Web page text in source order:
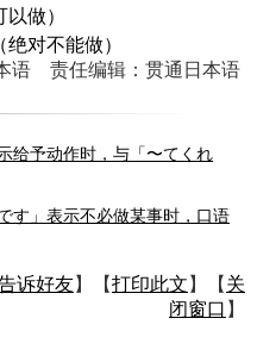
以做）
（绝对不能做）
语 责任编辑：贯通日本语
给予动作时，与「〜てくれ
す」表示不必做某事时，口语
诉好友】【打印此文 】【 关
闭窗口 】